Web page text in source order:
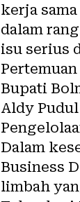
kerja
dalam
isu serius
Bupati
Aldy
Dalam
Business
limbah